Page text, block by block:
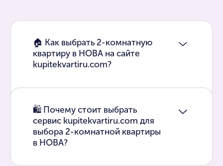
🏠 Как выбрать 2-комнатную
квартиру в НОВА на сайте
kupitekvartiru.com?
🛍 Почему стоит выбрать
сервис kupitekvartiru.com для
выбора 2-комнатной квартиры
в НОВА?